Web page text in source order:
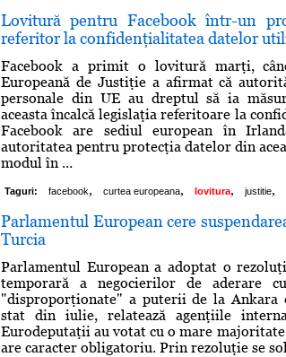
Lovitură pentru Facebook într-un
referitor la confidenţialitatea datelor
Facebook a primit o lovitură marţi,
Europeană de Justiţie a afirmat că
personale din UE au dreptul să ia
aceasta încalcă legislaţia referitoare la
Facebook are sediul european în
autoritatea pentru protecţia datelor din
modul în ...
Taguri: facebook, curtea europeana, lovitura, justitie,
Parlamentul European cere
Turcia
Parlamentul European a adoptat o
temporară a negocierilor de aderare
"disproporţionate" a puterii de la Ankara
stat din iulie, relatează agenţiile
Eurodeputaţii au votat cu o mare
are caracter obligatoriu. Prin rezoluţie se